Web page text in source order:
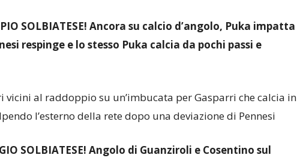
SOLBIATESE! Ancora su calcio d’angolo, Puka impatta
respinge e lo stesso Puka calcia da pochi passi e
vicini al raddoppio su un’imbucata per Gasparri che calcia in
l’esterno della rete dopo una deviazione di Pennesi
SOLBIATESE! Angolo di Guanziroli e Cosentino sul